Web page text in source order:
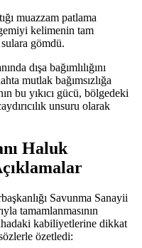
muazzam patlama
kelimenin tam
gömdü.
dışa bağımlılığını
mutlak bağımsızlığa
bu yıkıcı gücü, bölgedeki
unsuru olarak
Haluk
Savunma Sanayii
tamamlanmasının
kabiliyetlerine dikkat
özetledi: